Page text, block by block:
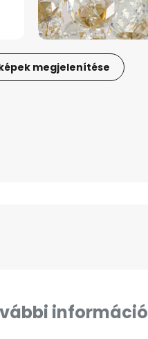
megjelenítése
információ